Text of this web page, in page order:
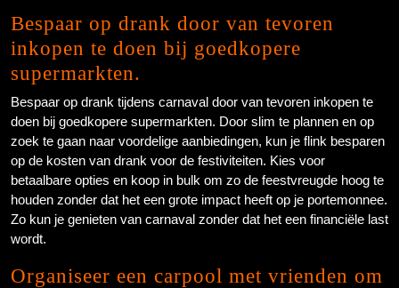
Bespaar op drank door van tevoren
inkopen te doen bij goedkopere
supermarkten.
Bespaar op drank tijdens carnaval door van tevoren inkopen te
doen bij goedkopere supermarkten. Door slim te plannen en op
zoek te gaan naar voordelige aanbiedingen, kun je flink besparen
op de kosten van drank voor de festiviteiten. Kies voor
betaalbare opties en koop in bulk om zo de feestvreugde hoog te
houden zonder dat het een grote impact heeft op je portemonnee.
Zo kun je genieten van carnaval zonder dat het een financiële last
wordt.
Organiseer een carpool met vrienden om